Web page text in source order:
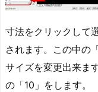
寸法をクリックして
されます。この中の
サイズを変更出来ま
の「10」をします。